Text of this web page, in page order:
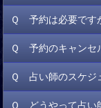
の占い師が見つかる
お客様のご相談内
段に上がる事となり
にスタッフまでお
Ａ
基本的にはどん
但し、おそれいり
不可と判断した場合
ので予めご了承下さ
失せ物に関するご
Ｑ 予約は必要です
Ａ
ご予約が無い場
優先でご案内させ
Ｑ 予約のキャンセ
Ａ
キャンセルをさ
にご連絡頂けます
Ｑ 占い師のスケジ
Ａ
占い師一覧より
Ｑ どうやって占い